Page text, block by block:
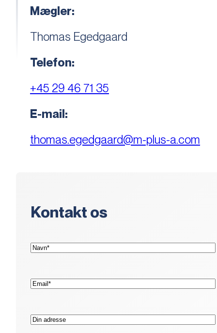
Mægler:
Thomas Egedgaard
Telefon:
+45 29 46 71 35
E-mail:
thomas.egedgaard@m-plus-a.com
Kontakt os
Navn*
E-
mail*
Adresse